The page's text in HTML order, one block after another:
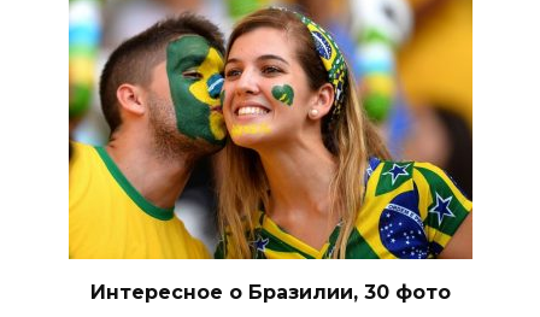
Интересное о Бразилии, 30 фото